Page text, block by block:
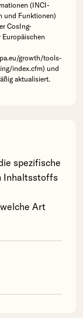
(INCI-
und Funktionen)
CosIng-
Europäischen
growth/tools-
index.cfm) und
aktualisiert.
spezifische
Inhaltsstoffs
Art